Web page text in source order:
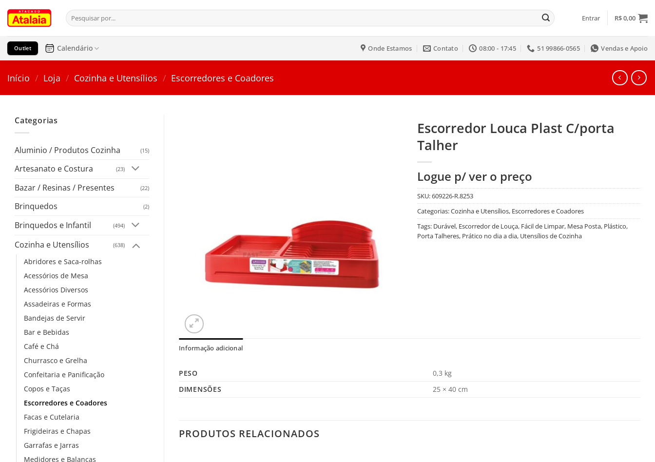
para
conteúdo
Pesquisar
por:
Entrar R$0,00
Outlet Calendário Onde Estamos Contato 08:00 - 17:45 51 99866-0565 Vendas e Apoio
Início / Loja / Cozinha e Utensílios / Escorredores e Coadores
Categorias
Aluminio / Produtos Cozinha (15)
Artesanato e Costura (23)
Bazar / Resinas / Presentes (22)
Brinquedos (2)
Brinquedos e Infantil (494)
Cozinha e Utensílios (638)
Abridores e Saca-rolhas
Acessórios de Mesa
Acessórios Diversos
Assadeiras e Formas
Bandejas de Servir
Bar e Bebidas
Café e Chá
Churrasco e Grelha
Confeitaria e Panificação
Copos e Taças
Escorredores e Coadores
Facas e Cutelaria
Frigideiras e Chapas
Garrafas e Jarras
Medidores e Balanças
Escorredor Louca Plast C/porta
Talher
Logue p/ ver o preço
SKU:609226-R.8253
Categorias:Cozinha e Utensílios, Escorredores e Coadores
Tags: Durável, Escorredor de Louça, Fácil de Limpar, Mesa Posta, Plástico,
Porta Talheres, Prático no dia a dia, Utensílios de Cozinha
Informação adicional
PESO
0,3 kg
DIMENSÕES
25 × 40 cm
PRODUTOS RELACIONADOS